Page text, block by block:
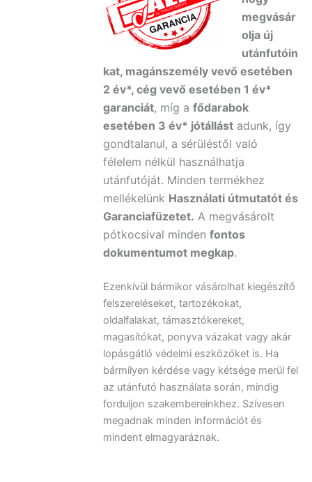
megvásár
olja új
utánfutóin
kat, magánszemély vevő esetében
2 év*, cég vevő esetében 1 év*
garanciát, míg a fődarabok
esetében 3 év* jótállástadunk, így
gondtalanul, a sérüléstől való
félelem nélkül használhatja
utánfutóját. Minden termékhez
mellékelünk Használati útmutatót és
Garanciafüzetet. A megvásárolt
pótkocsival minden fontos
dokumentumot megkap.
Ezenkívül bármikor vásárolhat kiegészítő
felszereléseket, tartozékokat,
oldalfalakat, támasztókereket,
magasítókat, ponyva vázakat vagy akár
lopásgátló védelmi eszközöket is. Ha
bármilyen kérdése vagy kétsége merül fel
az utánfutó használata során, mindig
forduljon szakembereinkhez. Szívesen
megadnak minden információt és
mindent elmagyaráznak.